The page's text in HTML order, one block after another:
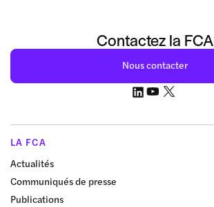
Contactez la FCA
Nous contacter
LA FCA
Actualités
Communiqués de presse
Publications